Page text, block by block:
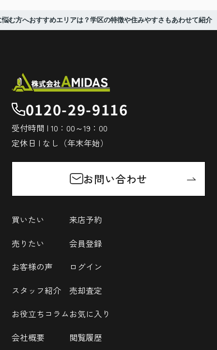
む方へおすすめエリアは？学区の特徴や住みやすさもあわせて紹介
0120-29-9116
受付時間 | 10：00～19：00
定休日 | なし（年末年始）
お問い合わせ
買いたい
売りたい
お客様の声
スタッフ紹介
お役立ちコラム
会社概要
来店予約
会員登録
ログイン
売却査定
お気に入り
閲覧履歴